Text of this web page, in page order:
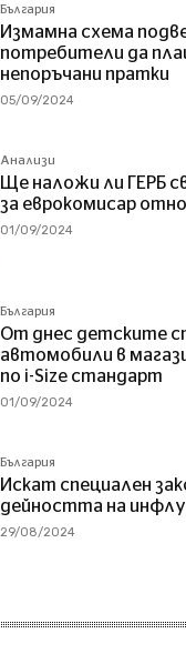
България
Измамна схема
потребители да
непоръчани пратки
05/09/2024
Анализи
Ще наложи ли ГЕРБ
за еврокомисар
01/09/2024
България
От днес детските
автомобили в
по i-Size стандарт
01/09/2024
България
Искат специален
дейността на
29/08/2024